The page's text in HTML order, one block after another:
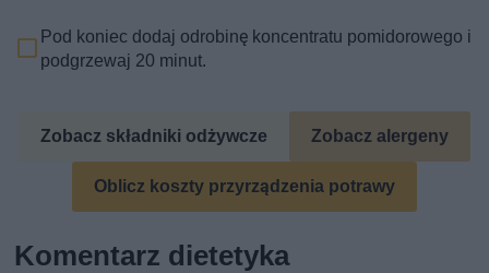
Pod koniec dodaj odrobinę koncentratu pomidorowego i
podgrzewaj 20 minut.
Zobacz składniki odżywcze Zobacz alergeny
Oblicz koszty przyrządzenia potrawy
Komentarz dietetyka